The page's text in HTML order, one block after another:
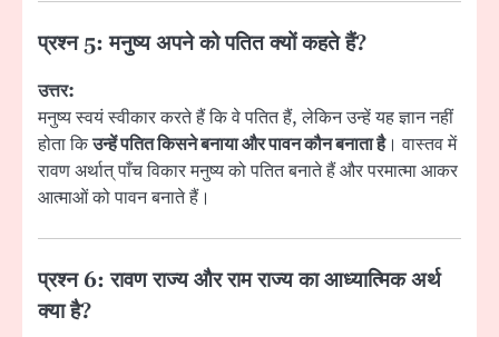
प्रश्न 5: मनुष्य अपने को पतित क्यों कहते हैं?
उत्तर:
मनुष्य स्वयं स्वीकार करते हैं कि वे पतित हैं, लेकिन उन्हें यह ज्ञान नहीं
होता किउन्हें पतित किसने बनाया और पावन कौन बनाता है। वास्तव में
रावण अर्थात् पाँच विकार मनुष्य को पतित बनाते हैं और परमात्मा आकर
आत्माओं को पावन बनाते हैं।
प्रश्न 6: रावण राज्य और राम राज्य का आध्यात्मिक अर्थ
क्या है?